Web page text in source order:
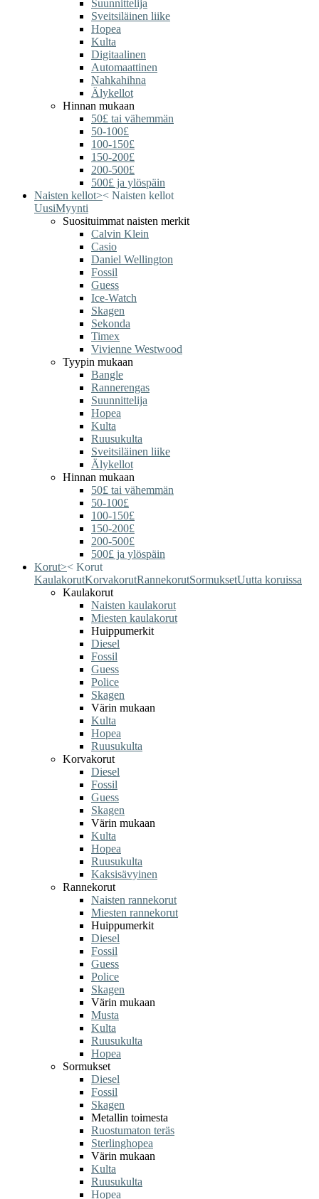
Suunnittelija
Sveitsiläinen liike
Hopea
Kulta
Digitaalinen
Automaattinen
Nahkahihna
Älykellot
Hinnan mukaan
50£ tai vähemmän
50-100£
100-150£
150-200£
200-500£
500£ ja ylöspäin
Naisten kellot>< Naisten kellot
UusiMyynti
Suosituimmat naisten merkit
Calvin Klein
Casio
Daniel Wellington
Fossil
Guess
Ice-Watch
Skagen
Sekonda
Timex
Vivienne Westwood
Tyypin mukaan
Bangle
Rannerengas
Suunnittelija
Hopea
Kulta
Ruusukulta
Sveitsiläinen liike
Älykellot
Hinnan mukaan
50£ tai vähemmän
50-100£
100-150£
150-200£
200-500£
500£ ja ylöspäin
Korut>< Korut
KaulakorutKorvakorutRannekorutSormuksetUutta koruissa
Kaulakorut
Naisten kaulakorut
Miesten kaulakorut
Huippumerkit
Diesel
Fossil
Guess
Police
Skagen
Värin mukaan
Kulta
Hopea
Ruusukulta
Korvakorut
Diesel
Fossil
Guess
Skagen
Värin mukaan
Kulta
Hopea
Ruusukulta
Kaksisävyinen
Rannekorut
Naisten rannekorut
Miesten rannekorut
Huippumerkit
Diesel
Fossil
Guess
Police
Skagen
Värin mukaan
Musta
Kulta
Ruusukulta
Hopea
Sormukset
Diesel
Fossil
Skagen
Metallin toimesta
Ruostumaton teräs
Sterlinghopea
Värin mukaan
Kulta
Ruusukulta
Hopea